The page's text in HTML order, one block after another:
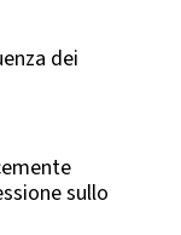
dei
sullo